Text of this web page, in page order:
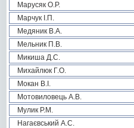
Марусяк О.Р.
Марчук І.П.
Медяник В.А.
Мельник П.В.
Микиша Д.С.
Михайлюк Г.О.
Мокан В.І.
Мотовиловець А.В.
Мулик Р.М.
Нагаєвський А.С.